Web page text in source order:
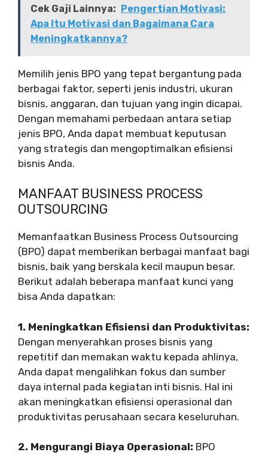
Cek Gaji Lainnya: Pengertian Motivasi:
Apa Itu Motivasi dan Bagaimana Cara
Meningkatkannya?
Memilih jenis BPO yang tepat bergantung pada
berbagai faktor, seperti jenis industri, ukuran
bisnis, anggaran, dan tujuan yang ingin dicapai.
Dengan memahami perbedaan antara setiap
jenis BPO, Anda dapat membuat keputusan
yang strategis dan mengoptimalkan efisiensi
bisnis Anda.
MANFAAT BUSINESS PROCESS
OUTSOURCING
Memanfaatkan Business Process Outsourcing
(BPO) dapat memberikan berbagai manfaat bagi
bisnis, baik yang berskala kecil maupun besar.
Berikut adalah beberapa manfaat kunci yang
bisa Anda dapatkan:
1. Meningkatkan Efisiensi dan Produktivitas:
Dengan menyerahkan proses bisnis yang
repetitif dan memakan waktu kepada ahlinya,
Anda dapat mengalihkan fokus dan sumber
daya internal pada kegiatan inti bisnis. Hal ini
akan meningkatkan efisiensi operasional dan
produktivitas perusahaan secara keseluruhan.
2. Mengurangi Biaya Operasional: BPO